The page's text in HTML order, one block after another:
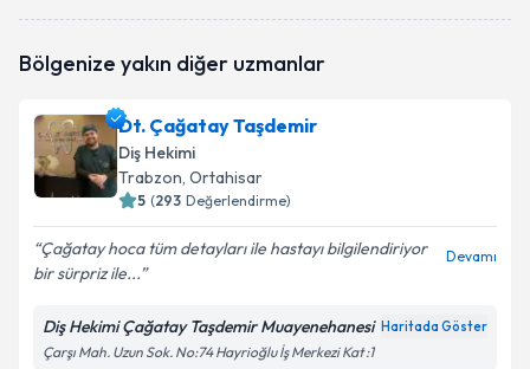
oluşturun. Size bu uzmandan randevu almanız için bir
E-posta Adresiniz
Kişisel verilerimin işlenmesine ilişkinAydınlatma
Metni
Bölgenize yakın diğer uzmanlar
Dt. Çağatay Taşdemir
Diş Hekimi
Trabzon, Ortahisar
5 (293 Değerlendirme)
Çağatay hoca tüm detayları ile hastayı bilgilendiriyor
bir sürpriz ile...
Devamı
Diş Hekimi Çağatay Taşdemir Muayenehanesi Haritada Göster
Çarşı Mah. Uzun Sok. No:74 Hayrioğlu İş Merkezi Kat :1